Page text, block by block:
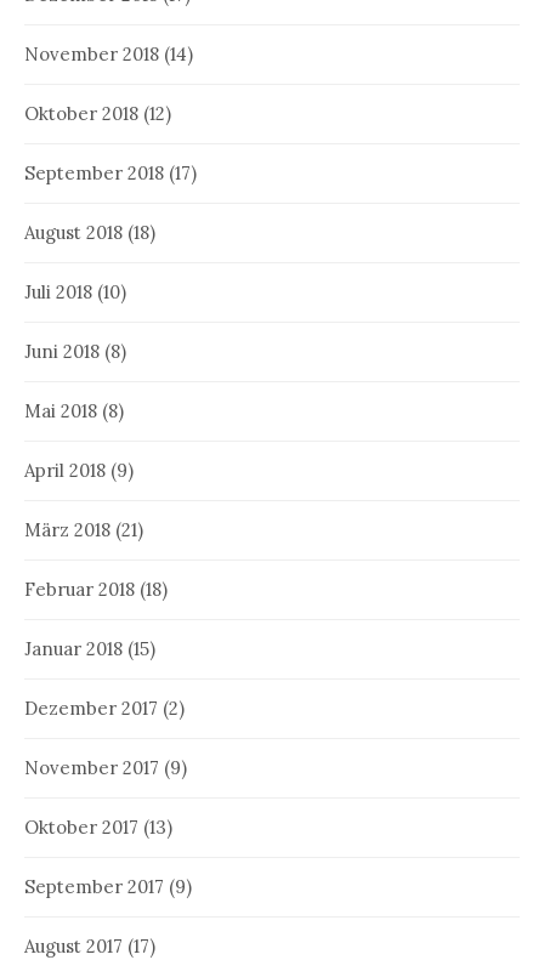
November 2018 (14)
Oktober 2018 (12)
September 2018 (17)
August 2018 (18)
Juli 2018 (10)
Juni 2018 (8)
Mai 2018 (8)
April 2018 (9)
März 2018 (21)
Februar 2018 (18)
Januar 2018 (15)
Dezember 2017 (2)
November 2017 (9)
Oktober 2017 (13)
September 2017 (9)
August 2017 (17)